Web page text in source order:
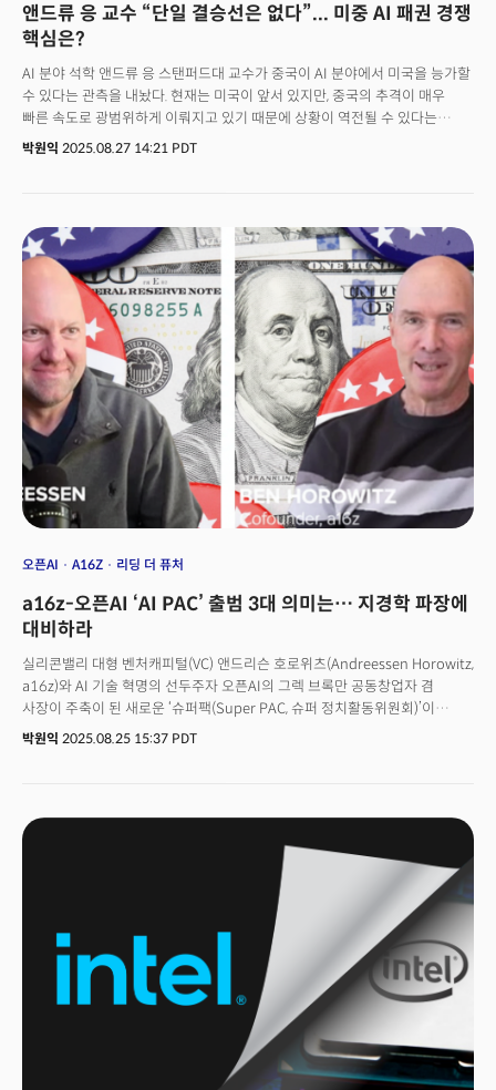
앤드류 응 교수 “단일 결승선은 없다”... 미중 AI 패권 경쟁
핵심은?
AI 분야 석학 앤드류 응 스탠퍼드대 교수가 중국이 AI 분야에서 미국을 능가할
수 있다는 관측을 내놨다. 현재는 미국이 앞서 있지만, 중국의 추격이 매우
빠른 속도로 광범위하게 이뤄지고 있기 때문에 상황이 역전될 수 있다는
주장이다. 응 교수는 딥러닝닷에이아이(deeplearning.ai) 블로그를 통해
등이 주도하는 미국의 AI 모델 생태계는 여전히 폐쇄형 모델 중심이고, 반도체
제조 역량도 아시아 대비 상대적으로 열위에 있다는 냉정한 분석이다.
박원익 2025.08.27 14:21 PDT
오픈AI A16Z 리딩 더 퓨처
a16z-오픈AI ‘AI PAC’ 출범 3대 의미는… 지경학 파장에
대비하라
실리콘밸리 대형 벤처캐피털(VC) 앤드리슨 호로위츠(Andreessen Horowitz,
a16z)와 AI 기술 혁명의 선두주자 오픈AI의 그렉 브록만 공동창업자 겸
사장이 주축이 된 새로운 ‘슈퍼팩(Super PAC, 슈퍼 정치활동위원회)’이
출범했다. 단순한 로비를 넘어 정치 및 정책 영역에서 실리콘밸리가 원하는 AI
new national political operation) LTF를 출범했다고 발표했다. 미국이 AI
혁신, 개발, 및 거버넌스 분야에서 세계를 선도하도록 보장하는 것이 LTF의
목표라는 설명이다. LTF의 지도부인 잭 모팻(Zac Moffatt)과 조시 블라스토
(Josh Vlasto)는 성명에서 “연방 및 주 정부 수준에서 명확한, 고위급 정책
아젠다를 추진함으로써 미국이 AI 분야의 글로벌 리더 지위를 유지하도록
보장할 것”이라며 “AI 산업의 정치적 및 정책적 중심 역할을 수행하는 것이
LTF의 미션”이라고 밝혔다.
박원익 2025.08.25 15:37 PDT